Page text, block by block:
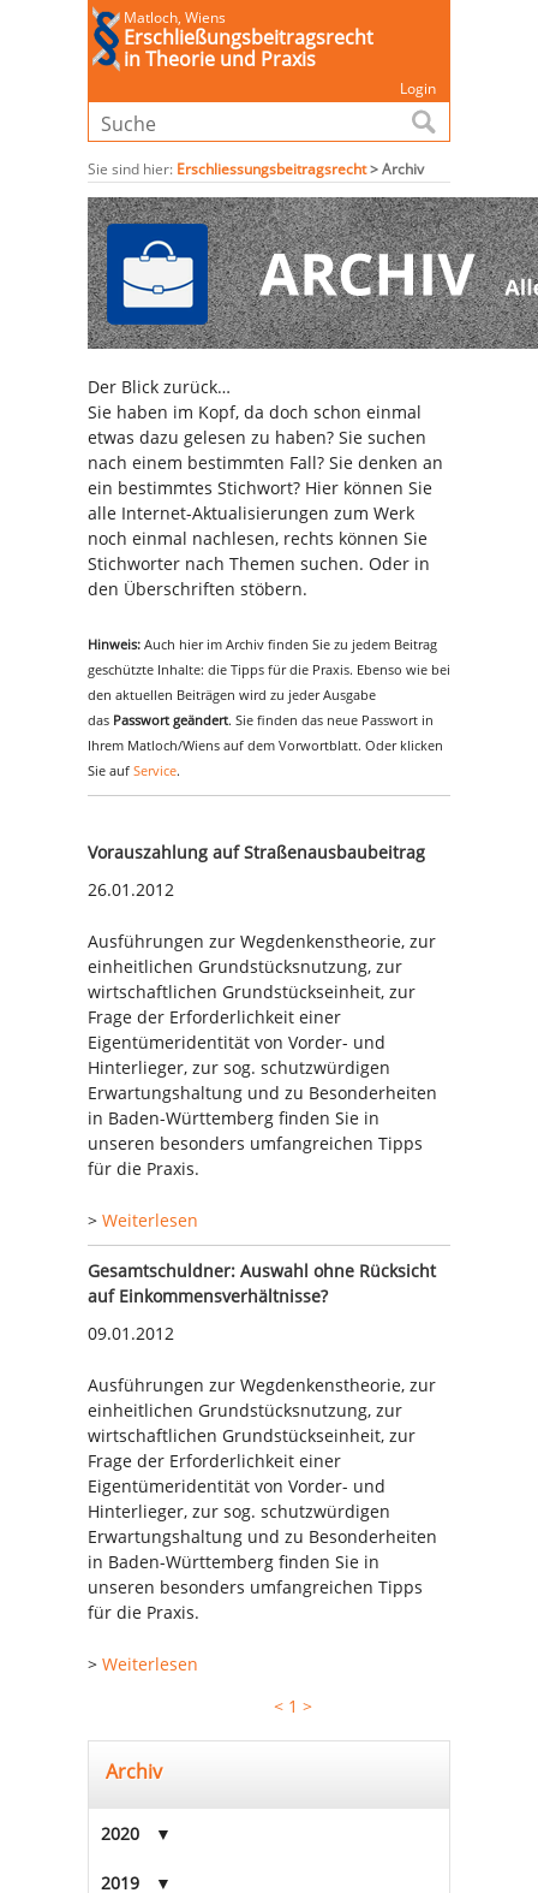
Matloch, Wiens
Erschließungsbeitragsrecht
in Theorie und Praxis
Login
Sie sind hier: Erschliessungsbeitragsrecht>Archiv
Der Blick zurück…
Sie haben im Kopf, da doch schon einmal
etwas dazu gelesen zu haben? Sie suchen
nach einem bestimmten Fall? Sie denken an
ein bestimmtes Stichwort? Hier können Sie
alle Internet-Aktualisierungen zum Werk
noch einmal nachlesen, rechts können Sie
Stichworter nach Themen suchen. Oder in
den Überschriften stöbern.
Hinweis: Auch hier im Archiv finden Sie zu jedem Beitrag
geschützte Inhalte: die Tipps für die Praxis. Ebenso wie bei
den aktuellen Beiträgen wird zu jeder Ausgabe
das Passwort geändert. Sie finden das neue Passwort in
Ihrem Matloch/Wiens auf dem Vorwortblatt. Oder klicken
Sie auf Service.
Vorauszahlung auf Straßenausbaubeitrag
26.01.2012
Ausführungen zur Wegdenkenstheorie, zur
einheitlichen Grundstücksnutzung, zur
wirtschaftlichen Grundstückseinheit, zur
Frage der Erforderlichkeit einer
Eigentümeridentität von Vorder- und
Hinterlieger, zur sog. schutzwürdigen
Erwartungshaltung und zu Besonderheiten
in Baden-Württemberg finden Sie in
unseren besonders umfangreichen Tipps
für die Praxis.
> Weiterlesen
Gesamtschuldner: Auswahl ohne Rücksicht
auf Einkommensverhältnisse?
09.01.2012
Ausführungen zur Wegdenkenstheorie, zur
einheitlichen Grundstücksnutzung, zur
wirtschaftlichen Grundstückseinheit, zur
Frage der Erforderlichkeit einer
Eigentümeridentität von Vorder- und
Hinterlieger, zur sog. schutzwürdigen
Erwartungshaltung und zu Besonderheiten
in Baden-Württemberg finden Sie in
unseren besonders umfangreichen Tipps
für die Praxis.
> Weiterlesen
< 1 >
Archiv
2020
2019